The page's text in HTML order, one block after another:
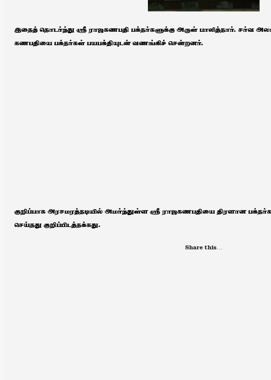
இதைத் தொடர்ந்து ஸ்ரீ ராஜகணபதி பக்தர்களுக்கு அருள் பாலித்தார். சர்வ
கணபதியை பக்தர்கள் பயபக்தியுடன் வணங்கிச் சென்றனர்.
குறிப்பாக அரசமரத்தடியில் அமர்ந்துள்ள ஸ்ரீ ராஜகணபதியை திரளான
செய்தது குறிப்பிடத்தக்கது.
Share this…